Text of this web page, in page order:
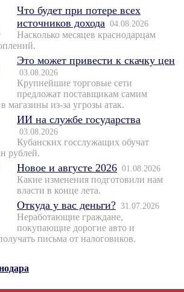
Что будет при потере всех
источников дохода 04.08.2026
Насколько месяцев краснодарцам
Это может привести к скачку цен
03.08.2026
Крупнейшие торговые сети
предложат поставщикам самим
магазины из-за угрозы атак.
ИИ на службе государства
03.08.2026
Кубанских госслужащих обучат
рублей.
Новое и августе 2026 01.08.2026
Какие изменения подготовили нам
власти в конце лета.
Откуда у вас деньги? 31.07.2026
Неработающие граждане,
покупающие дорогие авто и
письма от налоговиков.